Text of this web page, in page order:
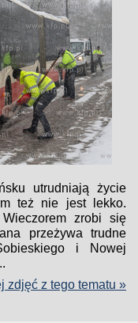
utrudniają życie
też nie jest lekko.
Wieczorem zrobi się
przeżywa trudne
i Nowej
zdjęć z tego tematu »